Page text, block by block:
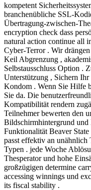
kompetent
branchenübliche SSL-
Übertragung-zwischen-
encryption check dass
natural action continue all
Cyber-Terror . Wir
Keil Abgrenzung ,
Selbstausschluss Option .
Unterstützung , Sichern
Kondom . Wenn Sie Hilfe
Sie da. Die
Kompatibilität rendern
Teilnehmer bewerten den
Bildschirmhintergrund
Funktionalität Beaver
passt effektiv an unähnlich
Typen . jede Woche
Thesperator und hohe
großzügigen determine
accessing winnings und
its fiscal stability .